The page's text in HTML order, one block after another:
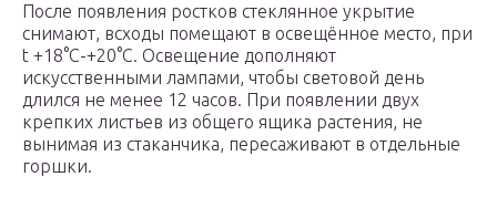
После появления ростков стеклянное укрытие
снимают, всходы помещают в освещённое место, при
t +18°C-+20°С. Освещение дополняют
искусственными лампами, чтобы световой день
длился не менее 12 часов. При появлении двух
крепких листьев из общего ящика растения, не
вынимая из стаканчика, пересаживают в отдельные
горшки.